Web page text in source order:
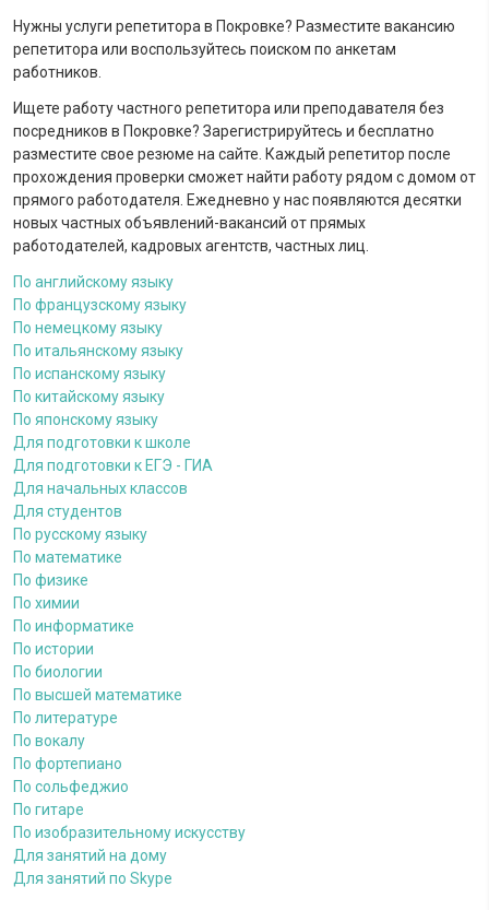
Нужны услуги репетитора в Покровке? Разместите вакансию
репетитора или воспользуйтесь поиском по анкетам
работников.
Ищете работу частного репетитора или преподавателя без
посредников в Покровке? Зарегистрируйтесь и бесплатно
разместите свое резюме на сайте. Каждый репетитор после
прохождения проверки сможет найти работу рядом с домом от
прямого работодателя. Ежедневно у нас появляются десятки
новых частных объявлений-вакансий от прямых
работодателей, кадровых агентств, частных лиц.
По английскому языку
По французскому языку
По немецкому языку
По итальянскому языку
По испанскому языку
По китайскому языку
По японскому языку
Для подготовки к школе
Для подготовки к ЕГЭ - ГИА
Для начальных классов
Для студентов
По русскому языку
По математике
По физике
По химии
По информатике
По истории
По биологии
По высшей математике
По литературе
По вокалу
По фортепиано
По сольфеджио
По гитаре
По изобразительному искусству
Для занятий на дому
Для занятий по Skype